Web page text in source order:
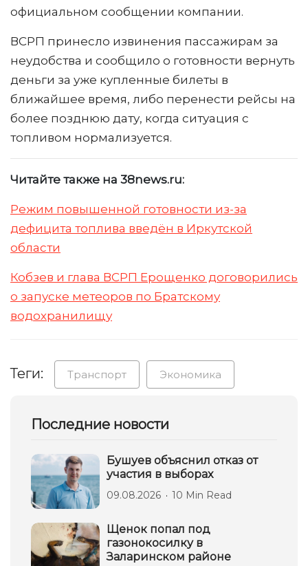
официальном сообщении компании.
ВСРП принесло извинения пассажирам за
неудобства и сообщило о готовности вернуть
деньги за уже купленные билеты в
ближайшее время, либо перенести рейсы на
более позднюю дату, когда ситуация с
топливом нормализуется.
Читайте также на 38news.ru:
Режим повышенной готовности из-за
дефицита топлива введён в Иркутской
области
Кобзев и глава ВСРП Ерощенко договорились
о запуске метеоров по Братскому
водохранилищу
Теги: Транспорт Экономика
Последние новости
Бушуев объяснил отказ от
участия в выборах
09.08.2026 10 Min Read
Щенок попал под
газонокосилку в
Заларинском районе